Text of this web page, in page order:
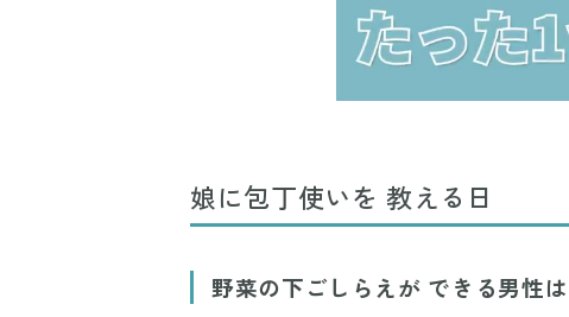
娘に包丁使いを 教える日
野菜の下ごしらえが できる男性は